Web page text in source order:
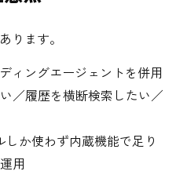
ります。
ィングエージェントを併用
／履歴を横断検索したい／
しか使わず内蔵機能で足り
用